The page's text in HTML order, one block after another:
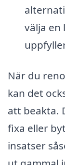
välja en
När du
kan det
att beakta.
fixa eller
insatser